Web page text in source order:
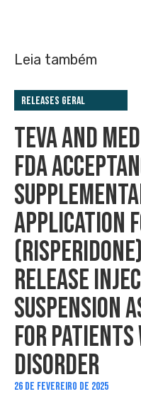
Leia também
Releases Geral
TEVA AND
FDA
APPLICATION
RELEASE
SUSPENSION
FOR
DISORDER
26 DE FEVEREIRO DE 2025